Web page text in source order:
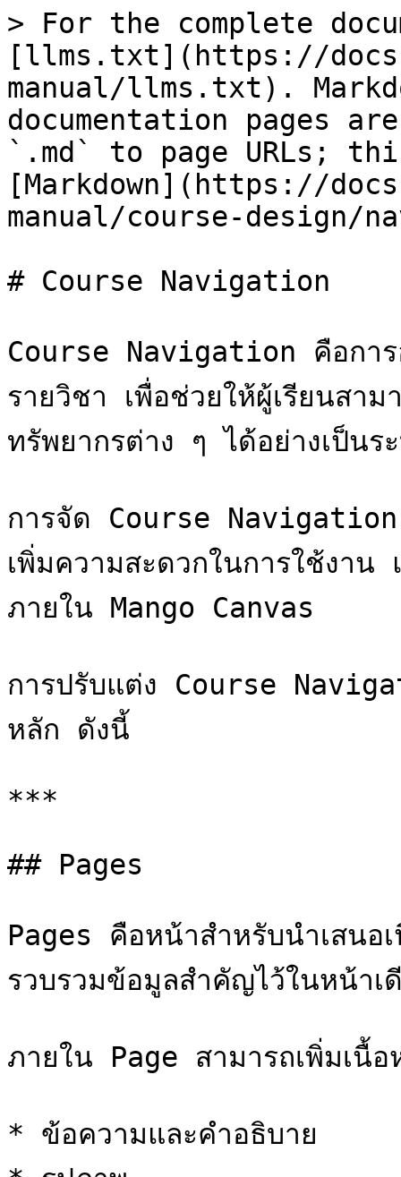
> For the complete
[llms.txt](https://
manual/llms.txt).
documentation pages
`.md` to page URLs;
[Markdown](https://
manual/course-design/
# Course Navigation
Course Navigation คือการ
รายวิชา เพื่อช่วยให้ผู้เรียนสา
ทรัพยากรต่าง ๆ ได้อย่างเป็นร
การจัด Course Navigation
เพิ่มความสะดวกในการใช้งาน
ภายใน Mango Canvas
การปรับแต่ง Course
หลัก ดังนี้
***
## Pages
Pages คือหน้าสำหรับนำเสนอ
รวบรวมข้อมูลสำคัญไว้ในหน้าเ
ภายใน Page สามารถเพิ่มเนื้
* ข้อความและคำอธิบาย